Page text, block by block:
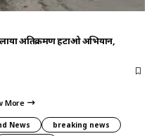
चलाया अतिक्रमण हटाओ अभियान,
More
News
breaking news